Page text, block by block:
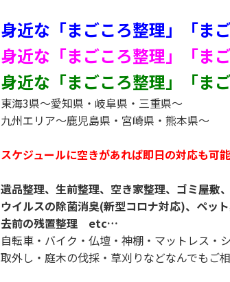
身近な「まごころ整理」「ま
身近な「まごころ整理」「ま
身近な「まごころ整理」「ま
東海3県～愛知県・岐阜県・三重県～
九州エリア～鹿児島県・宮崎県・熊本県～
スケジュールに空きがあれば即日の対応も可
遺品整理、生前整理、空き家整理、ゴミ屋敷
ウイルスの除菌消臭(新型コロナ対応)、ペッ
去前の残置整理 etc…
自転車・バイク・仏壇・神棚・マットレス・
取外し・庭木の伐採・草刈りなどなんでもご